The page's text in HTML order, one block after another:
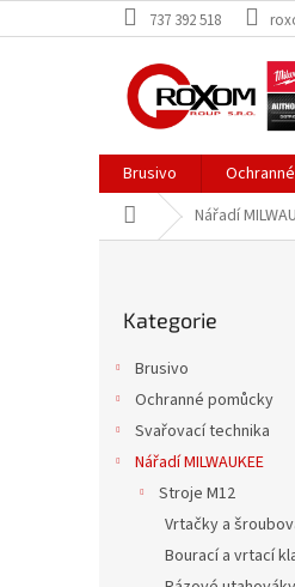
na
737 392 518
Brusivo
Domů Nářadí
kategorie
Kategorie
Brusivo
Ochranné pomůcky
Svařovací technika
Nářadí MILWAUKEE
Stroje M12
Vrtačky a
Bourací a vrtací